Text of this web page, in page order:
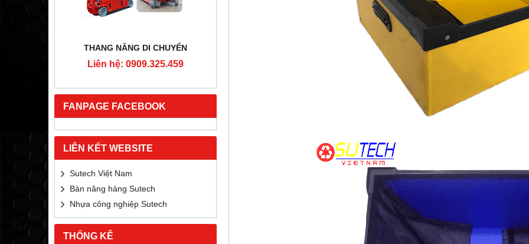
THANG NÂNG DI CHUYỂN
Liên hệ: 0909.325.459
THÙNG NHỰA NẸP GÓC CÓ VÁCH
NGĂN
Liên hệ: 0909.325.459
FANPAGE FACEBOOK
LIÊN KẾT WEBSITE
Sutech Việt Nam
Bàn nâng hàng Sutech
Nhựa công nghiệp Sutech
THỐNG KÊ